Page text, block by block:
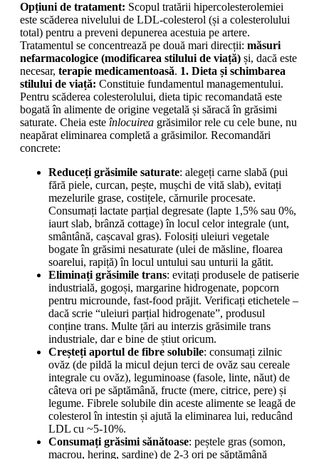
Opțiuni de tratament: Scopul tratării hipercolesterolemiei
este scăderea nivelului de LDL-colesterol (și a colesterolului
total) pentru a preveni depunerea acestuia pe artere.
Tratamentul se concentrează pe două mari direcții: măsuri
nefarmacologice (modificarea stilului de viață) și, dacă este
necesar, terapie medicamentoasă. 1. Dieta și schimbarea
stilului de viață: Constituie fundamentul managementului.
Pentru scăderea colesterolului, dieta tipic recomandată este
bogată în alimente de origine vegetală și săracă în grăsimi
saturate. Cheia este înlocuirea grăsimilor rele cu cele bune, nu
neapărat eliminarea completă a grăsimilor. Recomandări
concrete:
Reduceți grăsimile saturate: alegeți carne slabă (pui
fără piele, curcan, pește, mușchi de vită slab), evitați
mezelurile grase, costițele, cărnurile procesate.
Consumați lactate parțial degresate (lapte 1,5% sau 0%,
iaurt slab, brânză cottage) în locul celor integrale (unt,
smântână, cașcaval gras). Folosiți uleiuri vegetale
bogate în grăsimi nesaturate (ulei de măsline, floarea
soarelui, rapiță) în locul untului sau unturii la gătit.
Eliminați grăsimile trans: evitați produsele de patiserie
industrială, gogoși, margarine hidrogenate, popcorn
pentru microunde, fast-food prăjit. Verificați etichetele –
dacă scrie “uleiuri parțial hidrogenate”, produsul
conține trans. Multe țări au interzis grăsimile trans
industriale, dar e bine de știut oricum.
Creșteți aportul de fibre solubile: consumați zilnic
ovăz (de pildă la micul dejun terci de ovăz sau cereale
integrale cu ovăz), leguminoase (fasole, linte, năut) de
câteva ori pe săptămână, fructe (mere, citrice, pere) și
legume. Fibrele solubile din aceste alimente se leagă de
colesterol în intestin și ajută la eliminarea lui, reducând
LDL cu ~5-10%.
Consumați grăsimi sănătoase: peștele gras (somon,
macrou, hering, sardine) de 2-3 ori pe săptămână